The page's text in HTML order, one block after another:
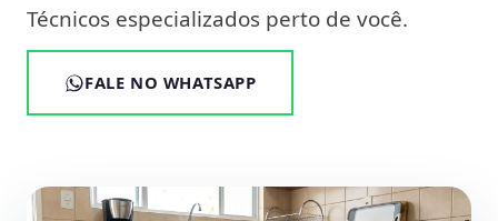
Técnicos especializados perto de você.
FALE NO WHATSAPP